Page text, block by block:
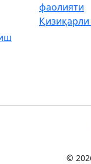
фаолияти
©